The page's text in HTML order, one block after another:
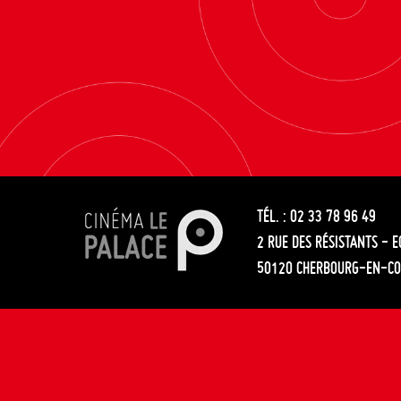
TÉL. : 02 33 78 96 49
2 RUE DES RÉSISTANTS -
50120 CHERBOURG-EN-